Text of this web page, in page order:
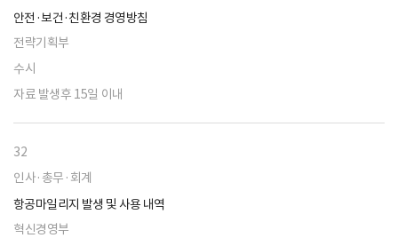
안전·보건·친환경 경영방침
전략기획부
수시
자료 발생후 15일 이내
32
인사·총무·회계
항공마일리지 발생 및 사용 내역
혁신경영부